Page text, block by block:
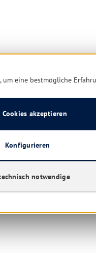
um eine bestmögliche
notwendige
Konfigurieren
Cookies akzeptieren